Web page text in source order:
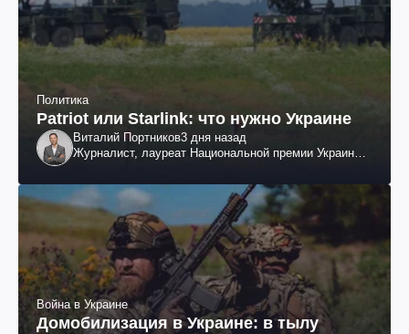
Политика
Patriot или Starlink: что нужно Украине
Виталий Портников3 дня назад
Журналист, лауреат Национальной премии Украины
Война в Украине
Домобилизация в Украине: в тылу